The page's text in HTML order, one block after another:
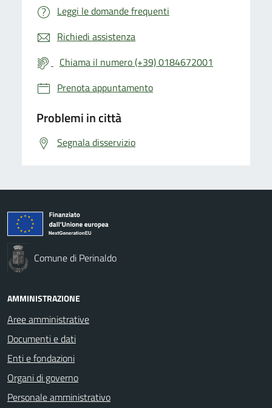
Leggi le domande frequenti
Richiedi assistenza
Chiama il numero (+39) 0184672001
Prenota appuntamento
Problemi in città
Segnala disservizio
Comune di Perinaldo
AMMINISTRAZIONE
Aree amministrative
Documenti e dati
Enti e fondazioni
Organi di governo
Personale amministrativo